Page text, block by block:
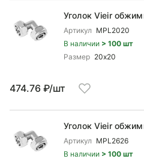
Уголок Vieir
Артикул MPL2020
В наличии > 100 шт
Размер 20x20
474.76 ₽/шт
Уголок Vieir
Артикул MPL2626
В наличии > 100 шт